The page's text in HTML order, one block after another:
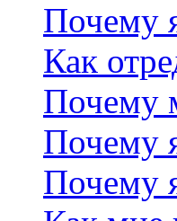
Почему
Как
Почему
Почему
Почему